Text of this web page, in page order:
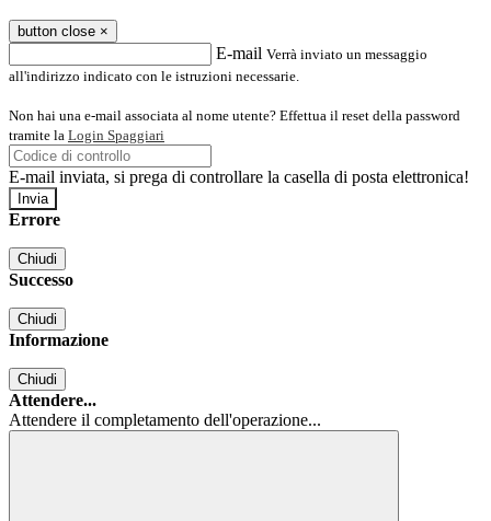
button close ×
E-mail Verrà inviato un messaggio
all'indirizzo indicato con le istruzioni necessarie.
Non hai una e-mail associata al nome utente? Effettua il reset della password
tramite la Login Spaggiari
E-mail inviata, si prega di controllare la casella di posta elettronica!
Errore
Chiudi
Successo
Chiudi
Informazione
Chiudi
Attendere...
Attendere il completamento dell'operazione...